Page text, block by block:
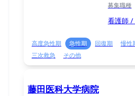
募集職種
看護師 /
高度急性期 急性期 回復期 慢性
三次救急
その他
藤田医科大学病院